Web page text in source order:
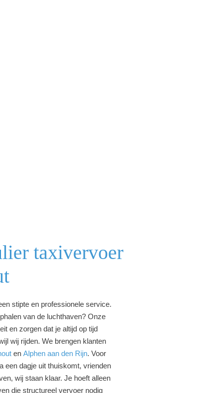
taxivervoer
stipte en professionele service.
van de luchthaven? Onze
en zorgen dat je altijd op tijd
wij rijden. We brengen klanten
en Alphen aan den Rijn. Voor
een dagje uit thuiskomt, vrienden
wij staan klaar. Je hoeft alleen
die structureel vervoer nodig